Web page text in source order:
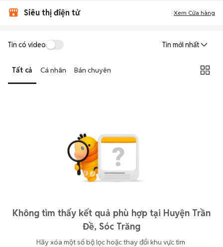
Siêu thị điện tử Xem Cửa hàng
Tin có video Tin mới nhất
Tất cả Cá nhân Bán chuyên
Không tìm thấy kết quả phù hợp tại Huyện Trần
Đề, Sóc Trăng
Hãy xóa một số bộ lọc hoặc thay đổi khu vực tìm